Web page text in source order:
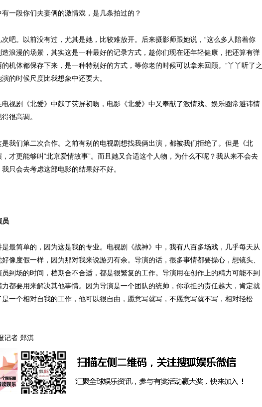
一段你们夫妻俩的激情戏，是几条拍过的？
。以前没有过，尤其是她，比较难放开。后来摄影师跟她说，“这么多人陪着你
浪漫的场景，其实这是一种最好的记录方式，趁你们现在还年轻健康，把还算有弹
机体都保存下来，是一种特别好的方式，等你老的时候可以拿来回顾。”丫丫听了之
的时候尺度比我想象中还要大。
剧《北爱》中献了荧屏初吻，电影《北爱》中又奉献了激情戏。娱乐圈常避讳情
很高调。
们第二次合作。之前有别的电视剧想找我俩出演，都被我们拒绝了。但是《北
才更能够叫“北京爱情故事”。而且她又合适这个人物，为什么不呢？我从来不会去
只会去考虑这部电影的结果好不好。
简单的，因为这是我的专业。电视剧《战神》中，我有八百多场戏，几乎每天从
像度假一样，因为那对我来说游刃有余。导演的话，很多事情都要操心，想镜头、
到场的时间，档期合不合适，都是很繁复的工作。导演用在创作上的精力可能不到
都要用来解决其他事情。因为导演是一个团队的统帅，你承担的责任越大，肯定就
一个相对自我的工作，他可以很自由，愿意写就写，不愿意写就不写，相对轻松
者 郑淇